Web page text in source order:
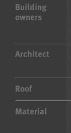
Building
owners
Architect
Roof
Material